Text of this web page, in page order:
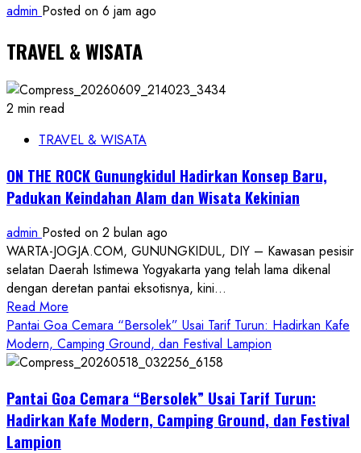
admin Posted on 6 jam ago
TRAVEL & WISATA
2 min read
TRAVEL & WISATA
ON THE ROCK Gunungkidul Hadirkan Konsep Baru,
Padukan Keindahan Alam dan Wisata Kekinian
admin Posted on 2 bulan ago
WARTA-JOGJA.COM, GUNUNGKIDUL, DIY – Kawasan pesisir
selatan Daerah Istimewa Yogyakarta yang telah lama dikenal
dengan deretan pantai eksotisnya, kini...
Read More
more
about
ON
ROCK
Gunungkidul
Pantai Goa Cemara “Bersolek” Usai Tarif Turun: Hadirkan Kafe
Modern, Camping Ground, dan Festival Lampion
Pantai Goa Cemara “Bersolek” Usai Tarif Turun:
Hadirkan Kafe Modern, Camping Ground, dan Festival
Lampion